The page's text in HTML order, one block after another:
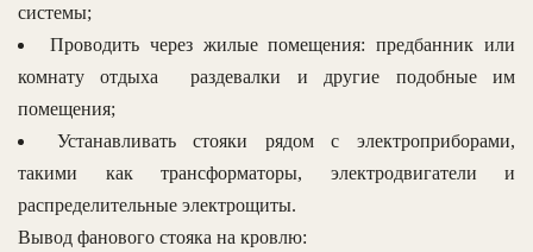
системы;
Проводить через жилые помещения: предбанник или
комнату отдыха раздевалки и другие подобные им
помещения;
Устанавливать стояки рядом с электроприборами,
такими как трансформаторы, электродвигатели и
распределительные электрощиты.
Вывод фанового стояка на кровлю: